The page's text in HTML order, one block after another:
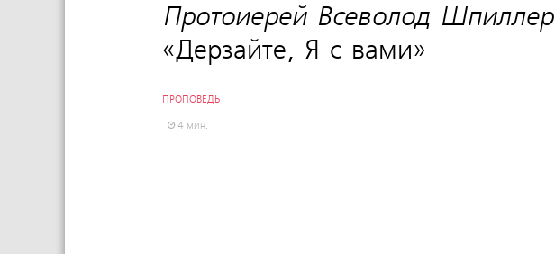
Протоиерей Всеволод Шпиллер:
«Дерзайте, Я с вами»
ПРОПОВЕДЬ
4 мин.